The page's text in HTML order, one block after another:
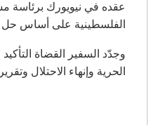
عقده في نيويورك برئاسة
الفلسطينية على أساس حل
وجدّد السفير القضاة
الحرية وإنهاء الاحتلال